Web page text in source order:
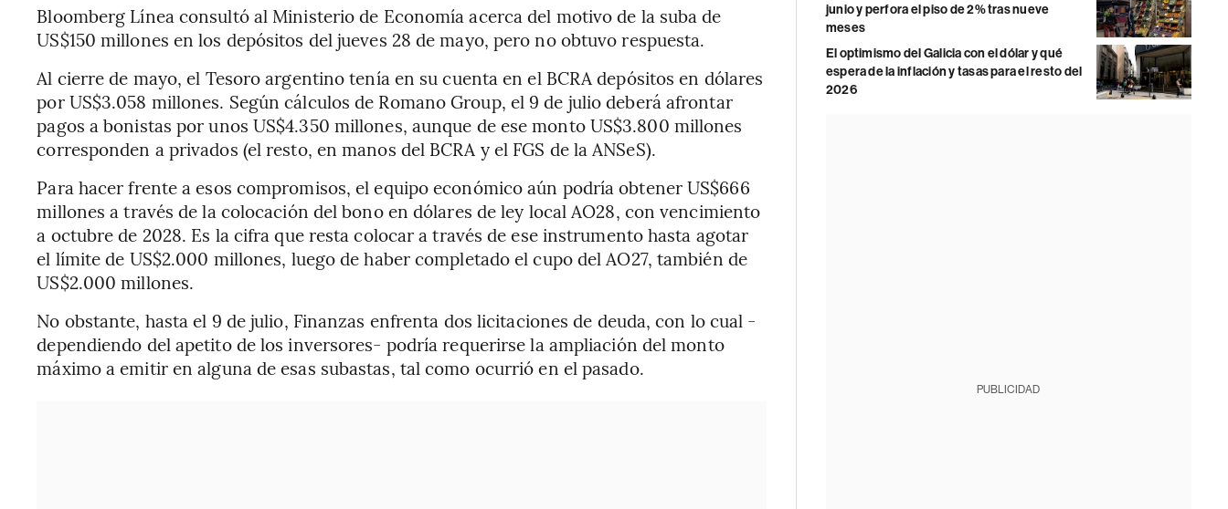
Bloomberg Línea consultó al Ministerio de Economía acerca del motivo de la suba de
US$150 millones en los depósitos del jueves 28 de mayo, pero no obtuvo respuesta.
Al cierre de mayo, el Tesoro argentino tenía en su cuenta en el BCRA depósitos en dólares
por US$3.058 millones. Según cálculos de Romano Group, el 9 de julio deberá afrontar
pagos a bonistas por unos US$4.350 millones, aunque de ese monto US$3.800 millones
corresponden a privados (el resto, en manos del BCRA y el FGS de la ANSeS).
Para hacer frente a esos compromisos, el equipo económico aún podría obtener US$666
millones a través de la colocación del bono en dólares de ley local AO28, con vencimiento
a octubre de 2028. Es la cifra que resta colocar a través de ese instrumento hasta agotar
el límite de US$2.000 millones, luego de haber completado el cupo del AO27, también de
US$2.000 millones.
No obstante, hasta el 9 de julio, Finanzas enfrenta dos licitaciones de deuda, con lo cual -
dependiendo del apetito de los inversores- podría requerirse la ampliación del monto
máximo a emitir en alguna de esas subastas, tal como ocurrió en el pasado.
junio y perfora el piso de 2% tras nueve
meses
El optimismo del Galicia con el dólar y qué
espera de la inflación y tasas para el resto del
2026
PUBLICIDAD